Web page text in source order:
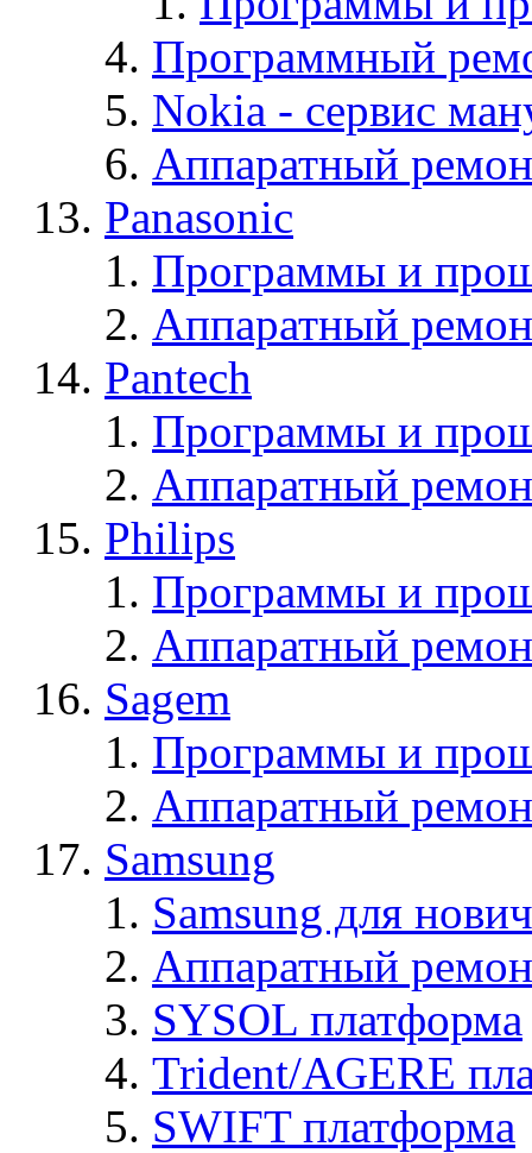
Программный
Nokia - cервис
Аппаратный
Panasonic
Программы и
Аппаратный
Pantech
Программы и
Аппаратный
Philips
Программы и
Аппаратный
Sagem
Программы и
Аппаратный
Samsung
Samsung для
Аппаратный
SYSOL платформа
Trident/AGERE
SWIFT платформа